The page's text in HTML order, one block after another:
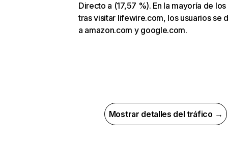
Directo a (17,57 %). En la mayoría de
tras visitar lifewire.com, los usuarios se
a amazon.com y google.com.
Mostrar detalles del tráfico →